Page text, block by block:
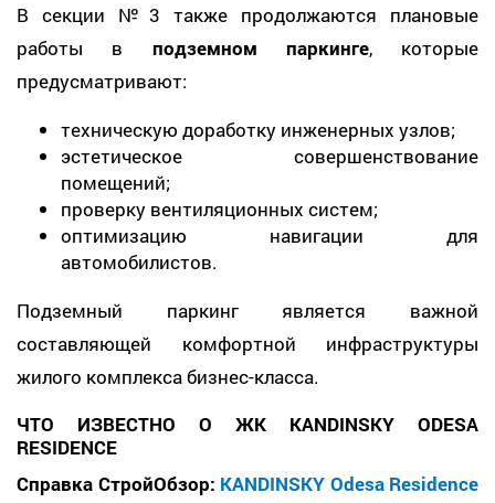
В секции №3 также продолжаются плановые
работы в подземном паркинге, которые
предусматривают:
техническую доработку инженерных узлов;
эстетическое совершенствование
помещений;
проверку вентиляционных систем;
оптимизацию навигации для
автомобилистов.
Подземный паркинг является важной
составляющей комфортной инфраструктуры
жилого комплекса бизнес-класса.
ЧТО ИЗВЕСТНО О ЖК KANDINSKY ODESA
RESIDENCE
Справка СтройОбзор: KANDINSKY Odesa Residence